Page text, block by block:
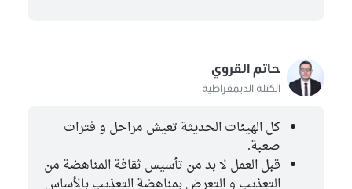
حاتم القروي
الكتلة الديمقراطية
كل الهيئات الحديثة تعيش مراحل و فترات
صعبة.
قبل العمل لا بد من تأسيس ثقافة المناهضة من